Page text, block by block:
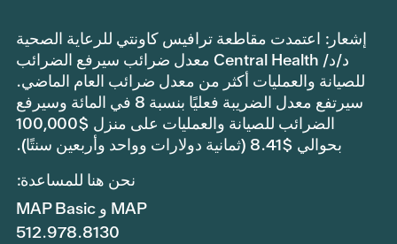
إشعار: اعتمدت مقاطعة ترافيس كاونتي للرعاية الصحية
د/د/ Central Health معدل ضرائب سيرفع الضرائب
للصيانة والعمليات أكثر من معدل ضرائب العام الماضي.
سيرتفع معدل الضريبة فعليًا بنسبة 8 في المائة وسيرفع
الضرائب للصيانة والعمليات على منزل $100,000
بحوالي $8.41 (ثمانية دولارات وواحد وأربعين سنتًا).
نحن هنا للمساعدة:
MAP و MAP Basic
512.978.8130